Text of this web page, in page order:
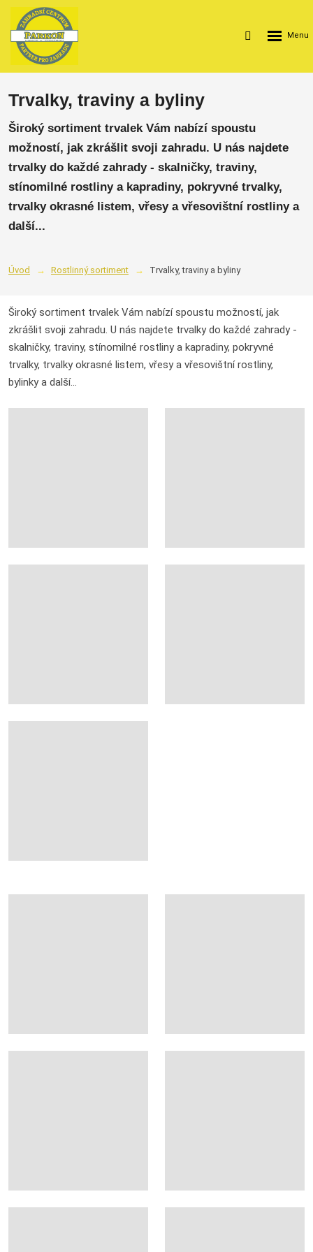
Vyhledávání
Rozbalení
Trvalky, traviny a byliny
Široký sortiment trvalek Vám nabízí spoustu
možností, jak zkrášlit svoji zahradu. U nás najdete
trvalky do každé zahrady - skalničky, traviny,
stínomilné rostliny a kapradiny, pokryvné trvalky,
trvalky okrasné listem, vřesy a vřesovištní rostliny a
další...
Úvod Rostlinný sortiment Trvalky, traviny a byliny
Široký sortiment trvalek Vám nabízí spoustu možností, jak
zkrášlit svoji zahradu. U nás najdete trvalky do každé zahrady -
skalničky, traviny, stínomilné rostliny a kapradiny, pokryvné
trvalky, trvalky okrasné listem, vřesy a vřesovištní rostliny,
bylinky a další...